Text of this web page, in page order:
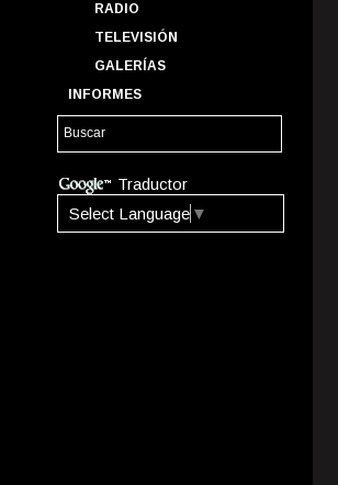
RADIO
TELEVISIÓN
GALERÍAS
INFORMES
Traductor
Select Language ▼